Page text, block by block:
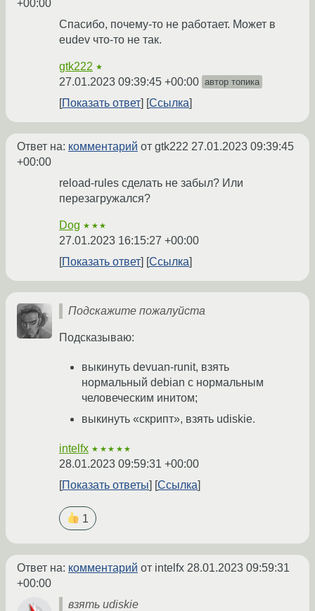
+00:00
Спасибо, почему-то не работает. Может в
eudev что-то не так.
gtk222 ★
27.01.2023 09:39:45 +00:00 автор топика
Показать ответ Ссылка
Ответ на: комментарий от gtk222 27.01.2023 09:39:45
+00:00
reload-rules сделать не забыл? Или
перезагружался?
Dog ★★★
27.01.2023 16:15:27 +00:00
Показать ответ
Ссылка
Подскажите пожалуйста
Подсказываю:
выкинуть devuan-runit, взять
нормальный debian с нормальным
человеческим инитом;
выкинуть «скрипт», взять udiskie.
intelfx ★★★★★
28.01.2023 09:59:31 +00:00
Показать ответы
Ссылка
1
Ответ на: комментарий от intelfx 28.01.2023 09:59:31
+00:00
взять udiskie